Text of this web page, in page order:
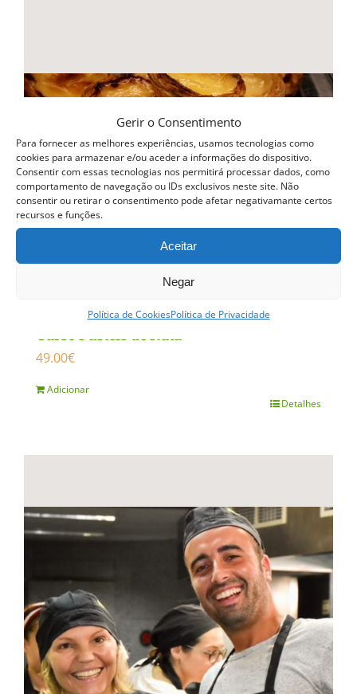
Gerir o Consentimento
Para fornecer as melhores experiências, usamos tecnologias como
cookies para armazenar e/ou aceder a informações do dispositivo.
Consentir com essas tecnologias nos permitirá processar dados, como
comportamento de navegação ou IDs exclusivos neste site. Não
consentir ou retirar o consentimento pode afetar negativamante certos
recursos e funções.
Aceitar
Negar
Política de CookiesPolítica de Privacidade
Curso Pasteis de Nata
49.00€
Adicionar
Detalhes